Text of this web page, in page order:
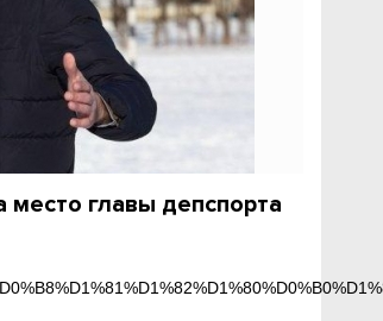
место главы депспорта